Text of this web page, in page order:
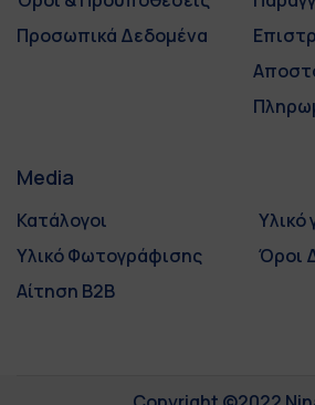
Προσωπικά Δεδομένα
Media
Κατάλογοι
Υλικό
Υλικό Φωτογράφισης
Όροι
Αίτηση B2B